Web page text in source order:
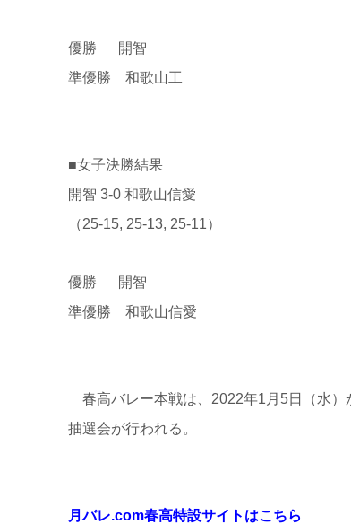
優勝 開智
準優勝 和歌山工
■女子決勝結果
開智 3-0 和歌山信愛
（25-15, 25-13, 25-11）
優勝 開智
準優勝 和歌山信愛
春高バレー本戦は、2022年1月5日（水）
抽選会が行われる。
月バレ.com春高特設サイトはこちら